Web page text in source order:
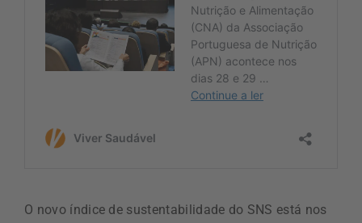
O novo índice de sustentabilidade do SNS está nos